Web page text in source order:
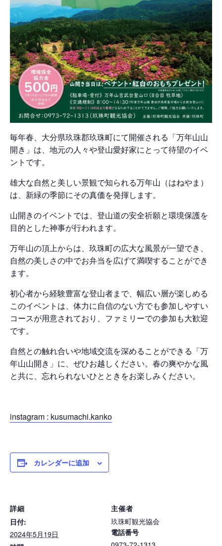
毎年春、大分県玖珠郡玖珠町にて開催される「万年山山
開き」は、地元の人々や登山愛好家にとって待望のイベ
ントです。
雄大な自然と美しい景観で知られる万年山（はねやま）
は、新緑の季節にその真価を発揮します。
山開きのイベントでは、登山道の安全祈願と環境保護を
目的とした神事が行われます。
万年山の頂上からは、玖珠町の広大な風景が一望でき、
自然の美しさの中でお弁当を広げて満喫することができ
ます。
初心者から経験豊富な登山者まで、幅広い層が楽しめる
このイベントは、体力に自信のない方でも参加しやすい
コースが用意されており、ファミリーでの参加も大歓迎
です。
自然との触れ合いや地域交流を深めることができる「万
年山山開き」に、ぜひお越しください。春の爽やかな風
と共に、忘れられないひとときをお楽しみください。
instagram : kusumachi.kanko
カレンダーに追加
詳細
日付:
2024年5月19日
主催者
玖珠町観光協会
電話番号